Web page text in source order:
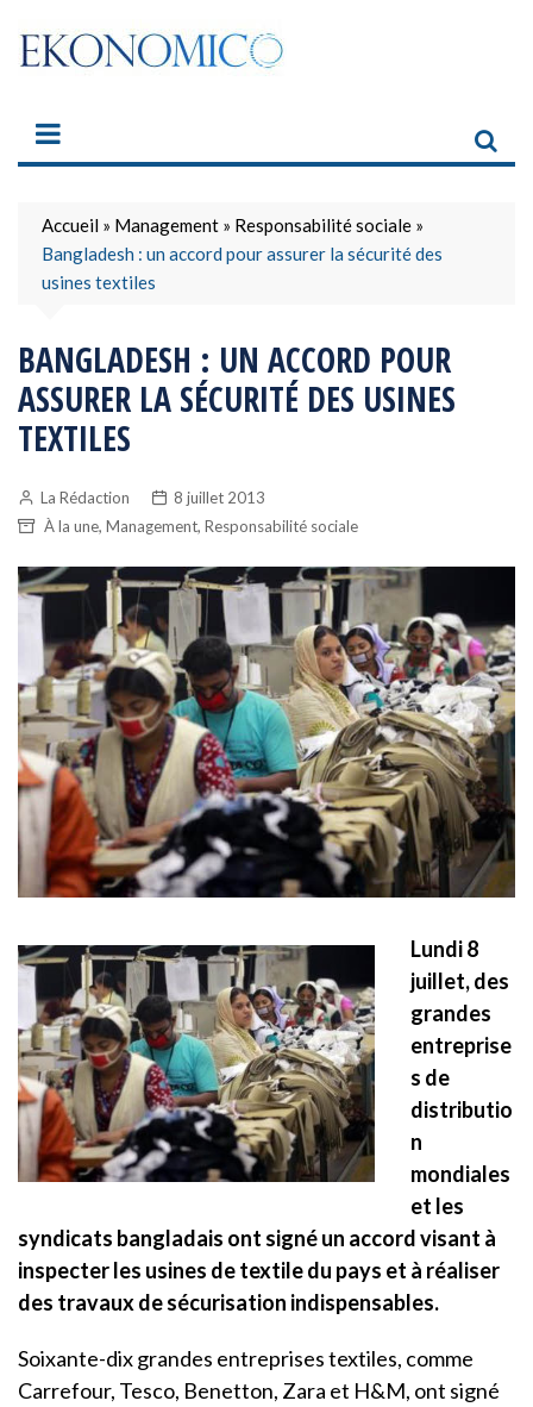
content
Accueil » Management » Responsabilité sociale »
Bangladesh : un accord pour assurer la sécurité des
usines textiles
BANGLADESH : UN ACCORD POUR
ASSURER LA SÉCURITÉ DES USINES
TEXTILES
La Rédaction
8 juillet 2013
À la une, Management, Responsabilité sociale
Lundi 8
juillet, des
grandes
entreprise
s de
distributio
n
mondiales
et les
syndicats bangladais ont signé un accord visant à
inspecter les usines de textile du pays et à réaliser
des travaux de sécurisation indispensables.
Soixante-dix grandes entreprises textiles, comme
Carrefour, Tesco, Benetton, Zara et H&M, ont signé